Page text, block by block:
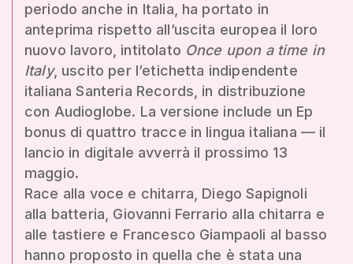
periodo anche in Italia, ha portato in
anteprima rispetto all’uscita europea il loro
nuovo lavoro, intitolato Once upon a time in
Italy, uscito per l’etichetta indipendente
italiana Santeria Records, in distribuzione
con Audioglobe. La versione include un Ep
bonus di quattro tracce in lingua italiana — il
lancio in digitale avverrà il prossimo 13
maggio.
Race alla voce e chitarra, Diego Sapignoli
alla batteria, Giovanni Ferrario alla chitarra e
alle tastiere e Francesco Giampaoli al basso
hanno proposto in quella che è stata una